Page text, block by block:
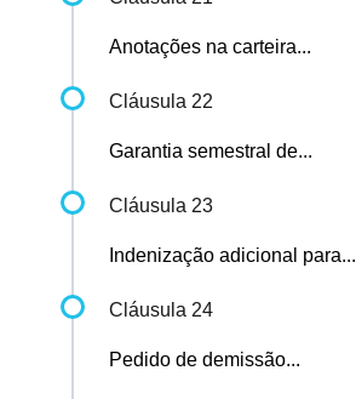
Anotações na carteira...
Cláusula 22
Garantia semestral de...
Cláusula 23
Indenização adicional para...
Cláusula 24
Pedido de demissão...